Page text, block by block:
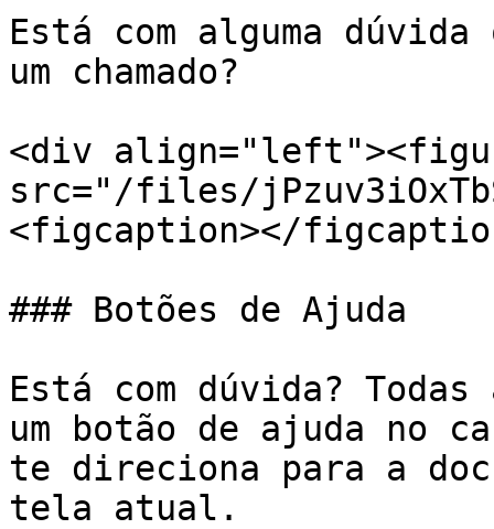
Está com alguma
um chamado?
<div
src="/files/
<figcaption></
### Botões de Ajuda
Está com dúvida?
um botão de ajuda no
te direciona para a
tela atual.